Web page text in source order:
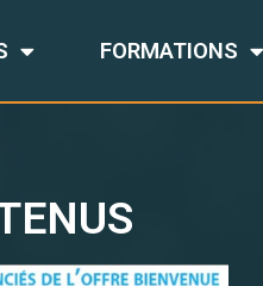
FORMATIONS